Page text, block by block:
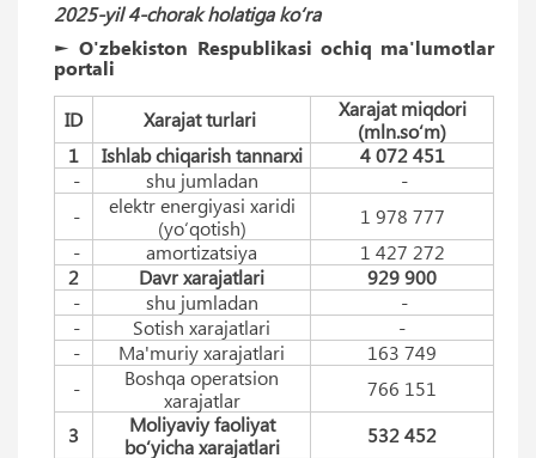
2025-yil 4-chorak holatiga ko‘ra
► O'zbekiston Respublikasi ochiq ma'lumotlar
portali
ID Xarajat turlari
Xarajat miqdori
(mln.so‘m)
1
Ishlab chiqarish tannarxi
4 072 451
-
shu jumladan
-
-
elektr energiyasi xaridi
(yo‘qotish)
1 978 777
-
amortizatsiya
1 427 272
2
Davr xarajatlari
929 900
-
shu jumladan
-
-
Sotish xarajatlari
-
-
Ma'muriy xarajatlari
163 749
-
Boshqa operatsion
xarajatlar
766 151
3
Moliyaviy faoliyat
bo‘yicha xarajatlari
532 452